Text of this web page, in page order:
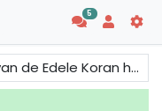
5
van eerdere profeten en hun volgelingen om te laten zien dat het pad van de waarheid geen gemakkelijk pad is. Dit pad kent beproevingen en ontberingen.